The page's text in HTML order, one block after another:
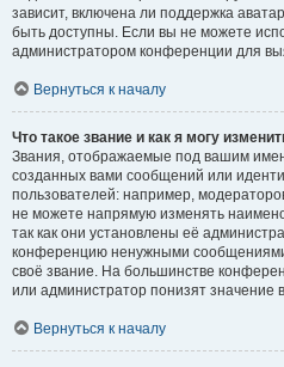
зависит, включена ли поддержка
быть доступны. Если вы не можете
администратором конференции для
Вернуться к началу
Что такое звание и как я могу
Звания, отображаемые под вашим
созданных вами сообщений или
пользователей: например,
не можете напрямую изменять
так как они установлены её
конференцию ненужными
своё звание. На большинстве
или администратор понизят значение
Вернуться к началу